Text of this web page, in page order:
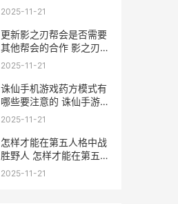
日云游戏
2025-11-21
更新影之刃帮会是否需要
其他帮会的合作 影之刃官
方群
2025-11-21
诛仙手机游戏药方模式有
哪些要注意的 诛仙手游药
在哪里买
2025-11-21
怎样才能在第五人格中战
胜野人 怎样才能在第五人
格里获得免费皮肤
2025-11-21